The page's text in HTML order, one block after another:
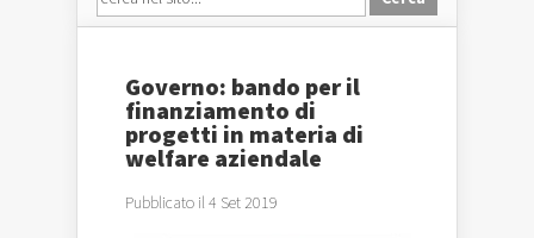
Governo: bando per il
finanziamento di
progetti in materia di
welfare aziendale
Pubblicato il 4 Set 2019